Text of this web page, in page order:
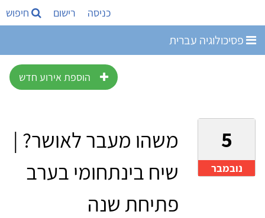
כניסה רישום חיפוש
פסיכולוגיה עברית
הוספת אירוע חדש
5
נובמבר
משהו מעבר לאושר? |
שיח בינתחומי בערב
פתיחת שנה